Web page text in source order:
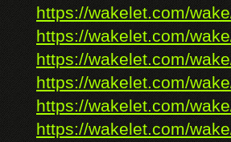
https://wakelet.com/
https://wakelet.com/
https://wakelet.com/
https://wakelet.com/
https://wakelet.com/
https://wakelet.com/